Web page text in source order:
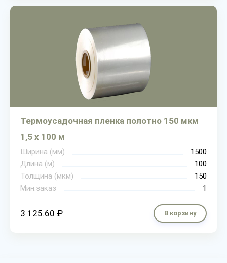
Термоусадочная пленка полотно 150 мкм
1,5 х 100 м
Ширина (мм)
1500
Длина (м)
100
Толщина (мкм)
150
Мин.заказ
1
3 125.60 ₽ В корзину